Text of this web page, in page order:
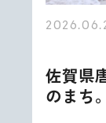
佐賀県
のまち